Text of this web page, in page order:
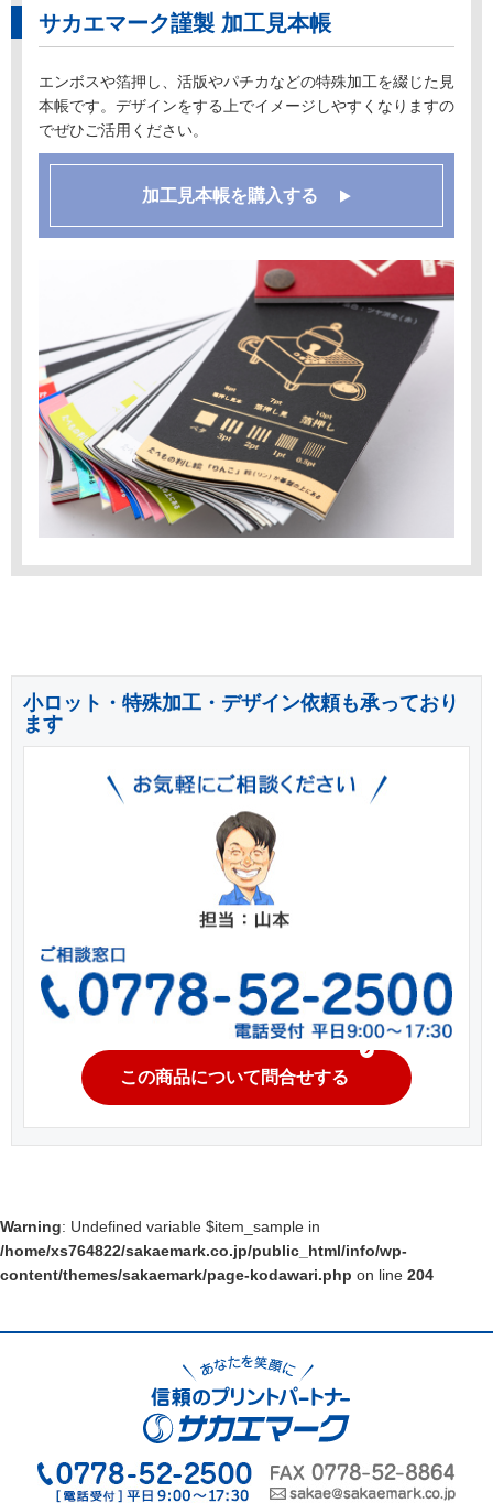
サカエマーク謹製 加工見本帳
エンボスや箔押し、活版やパチカなどの特殊加工を綴じた見
本帳です。デザインをする上でイメージしやすくなりますの
でぜひご活用ください。
加工見本帳を購入する
小ロット・特殊加工・デザイン依頼も承っており
ます
この商品について問合せする
Warning: Undefined variable $item_sample in
/home/xs764822/sakaemark.co.jp/public_html/info/wp-
content/themes/sakaemark/page-kodawari.php on line 204